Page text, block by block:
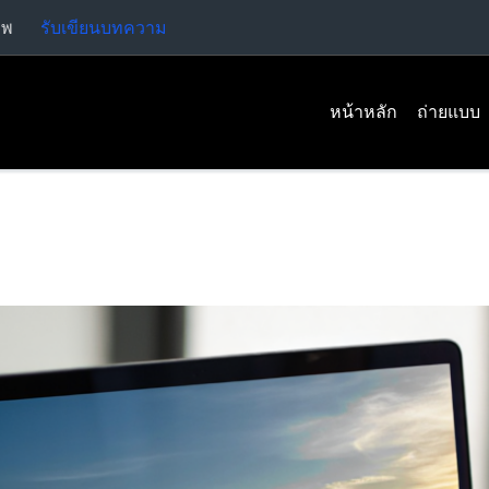
รับเขียนบทความ
หน้าหลัก ถ่ายแบบ